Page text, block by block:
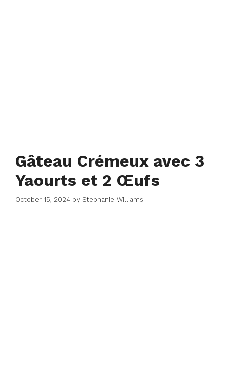
Gâteau Crémeux avec 3
Yaourts et 2 Œufs
October 15, 2024 by Stephanie Williams